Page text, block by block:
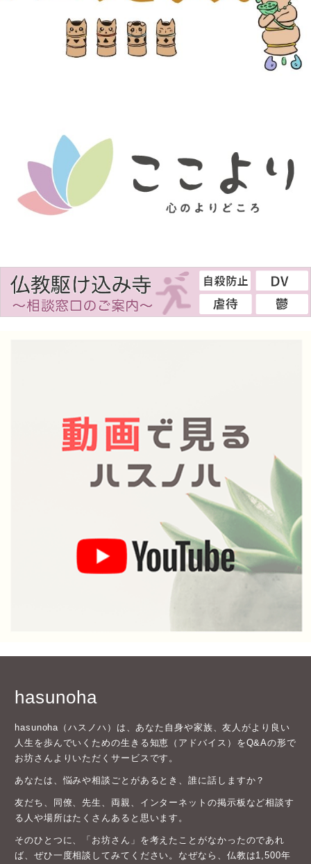
hasunoha
hasunoha（ハスノハ）は、あなた自身や家族、友人がより良い
人生を歩んでいくための生きる知恵（アドバイス）をQ&Aの形で
お坊さんよりいただくサービスです。
あなたは、悩みや相談ごとがあるとき、誰に話しますか？
友だち、同僚、先生、両親、インターネットの掲示板など相談す
る人や場所はたくさんあると思います。
そのひとつに、「お坊さん」を考えたことがなかったのであれ
ば、ぜひ一度相談してみてください。なぜなら、仏教は1,500年